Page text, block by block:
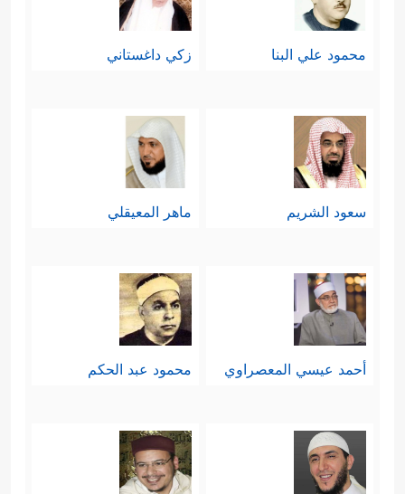
محمود علي البنا زكي داغستاني
سعود الشريم ماهر المعيقلي
أحمد عيسي المعصراوي محمود عبد الحكم